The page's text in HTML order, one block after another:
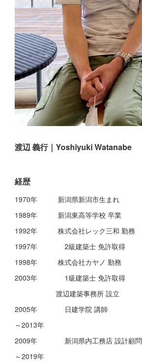
渡辺 義行｜Yoshiyuki Watanabe
経歴
1970年 新潟県新潟市生まれ
1989年 新潟東高等学校 卒業
1992年 株式会社レック三和 勤務
1997年 2級建築士 免許取得
1998年 株式会社カヤノ 勤務
2003年 1級建築士 免許取得
渡辺建築事務所 設立
2005年 日建学院 講師
～2013年
2009年 新潟県内工務店 設計顧問
～2019年